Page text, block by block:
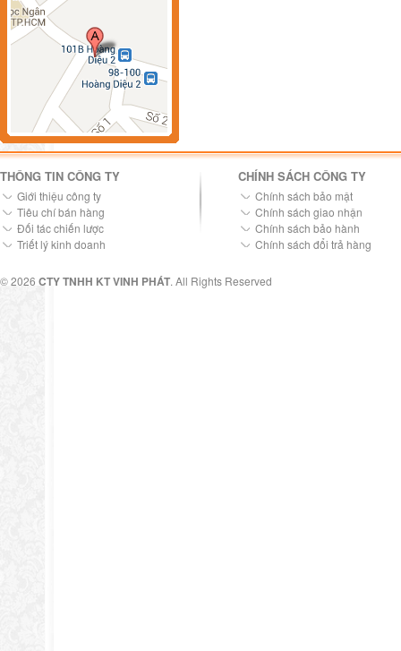
THÔNG TIN CÔNG TY
Giới thiệu công ty
Tiêu chí bán hàng
Đối tác chiến lược
Triết lý kinh doanh
CHÍNH SÁCH CÔNG TY
Chính sách bảo mật
Chính sách giao nhận
Chính sách bảo hành
Chính sách đổi trả hàng
© 2026 CTY TNHH KT VINH PHÁT. All Rights Reserved